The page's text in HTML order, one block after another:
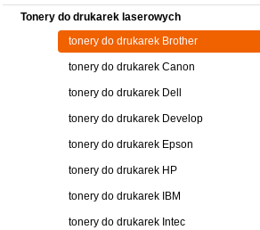
Tonery do drukarek laserowych
tonery do drukarek Brother
tonery do drukarek Canon
tonery do drukarek Dell
tonery do drukarek Develop
tonery do drukarek Epson
tonery do drukarek HP
tonery do drukarek IBM
tonery do drukarek Intec